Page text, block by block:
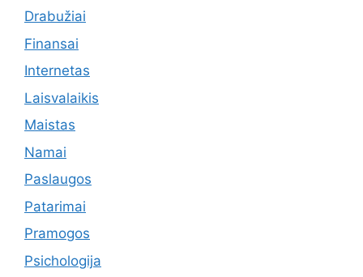
Drabužiai
Finansai
Internetas
Laisvalaikis
Maistas
Namai
Paslaugos
Patarimai
Pramogos
Psichologija